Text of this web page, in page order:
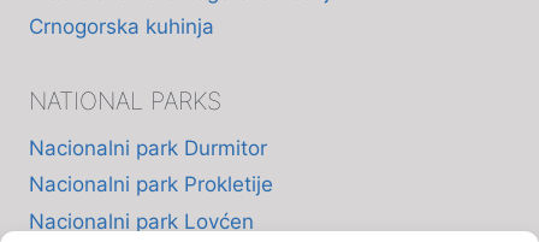
Crnogorska kuhinja
NATIONAL PARKS
Nacionalni park Durmitor
Nacionalni park Prokletije
Nacionalni park Lovćen